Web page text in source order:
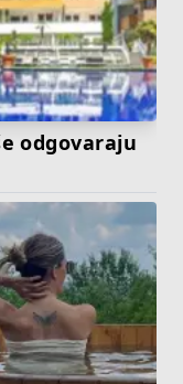
odgovaraju